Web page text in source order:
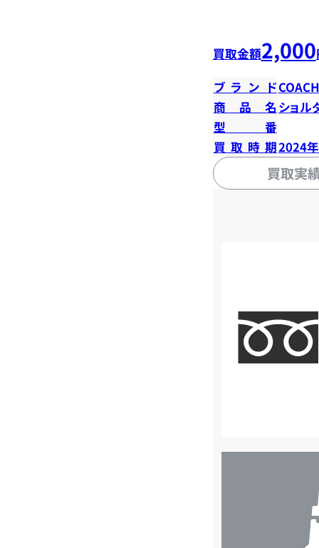
買取金額2,000
ブランドCOACH
商品名 ショル
型番
買取時期2024
買取実